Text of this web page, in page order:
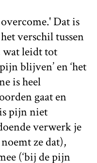
Dat is
verschil tussen
wat leidt tot
blijven’ en ‘het
is heel
gaat en
pijn niet
verwerk je
ze dat),
(‘bij de pijn